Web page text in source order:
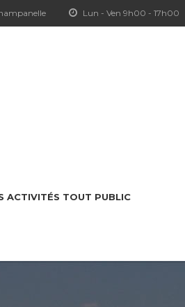
Lun - Ven 9h00 - 17h00
ACTIVITÉS TOUT PUBLIC